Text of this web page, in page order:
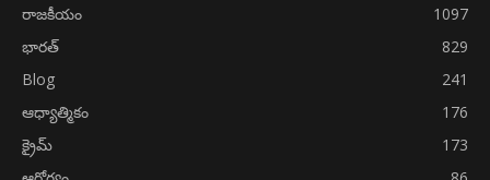
రాజకీయం
1097
భారత్
829
Blog
241
ఆధ్యాత్మికం
176
క్రైమ్
173